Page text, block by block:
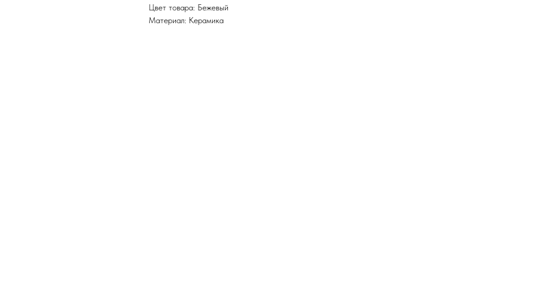
Цвет товара: Бежевый
Материал: Керамика